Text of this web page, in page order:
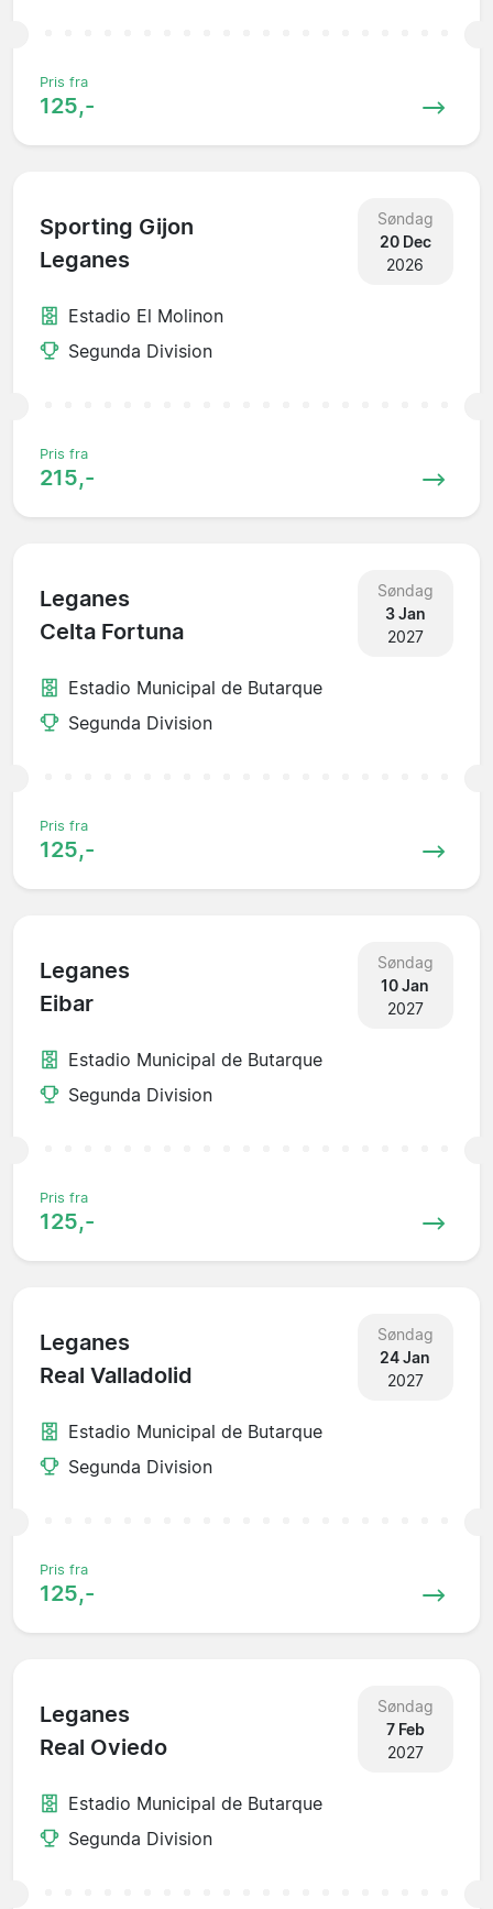
Pris fra
125,-
Sporting Gijon
Leganes
Søndag
20 Dec
2026
Estadio El Molinon
Segunda Division
Pris fra
215,-
Leganes
Celta Fortuna
Søndag
3 Jan
2027
Estadio Municipal de Butarque
Segunda Division
Pris fra
125,-
Leganes
Eibar
Søndag
10 Jan
2027
Estadio Municipal de Butarque
Segunda Division
Pris fra
125,-
Leganes
Real Valladolid
Søndag
24 Jan
2027
Estadio Municipal de Butarque
Segunda Division
Pris fra
125,-
Leganes
Real Oviedo
Søndag
7 Feb
2027
Estadio Municipal de Butarque
Segunda Division